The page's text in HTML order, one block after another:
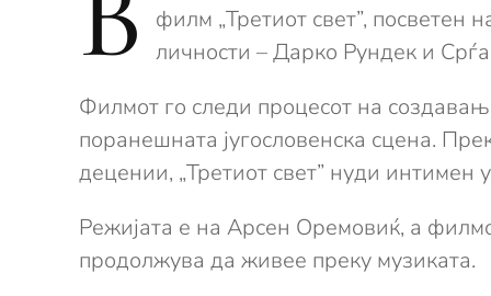
филм „Третиот свет”, посветен
личности – Дарко Рундек и
Филмот го следи процесот на
поранешната југословенска сцена.
децении, „Третиот свет” нуди интимен
Режијата е на Арсен Оремовиќ, а
продолжува да живее преку музиката.